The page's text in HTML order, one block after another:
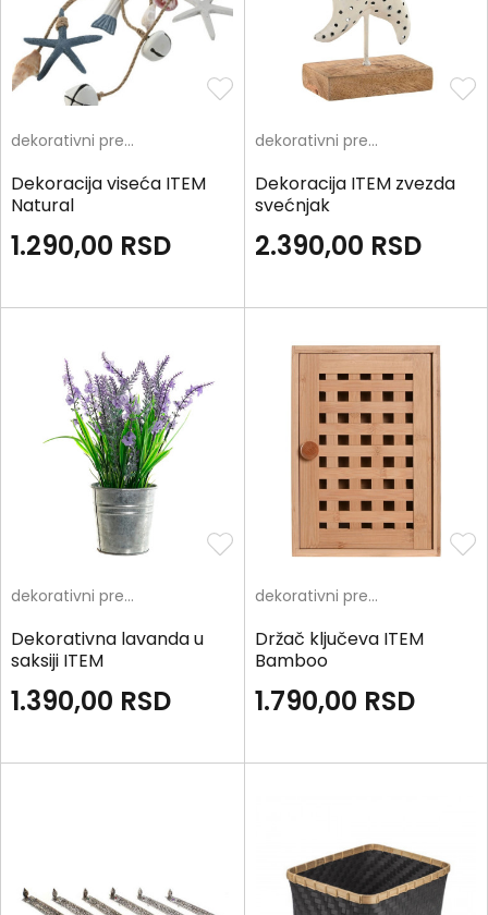
dekorativni predmeti
Dekoracija viseća ITEM
Natural
1.290,00 RSD
dekorativni predmeti
Dekoracija ITEM zvezda
svećnjak
2.390,00 RSD
dekorativni predmeti
Dekorativna lavanda u
saksiji ITEM
1.390,00 RSD
dekorativni predmeti
Držač ključeva ITEM
Bamboo
1.790,00 RSD